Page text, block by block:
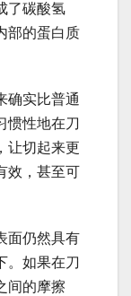
了碳酸氢
部的蛋白质
确实比普通
惯性地在刀
让切起来更
效，甚至可
面仍然具有
。如果在刀
间的摩擦